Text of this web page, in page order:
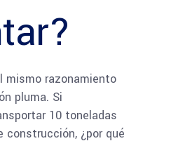
mismo razonamiento
pluma. Si
10 toneladas
construcción, ¿por qué